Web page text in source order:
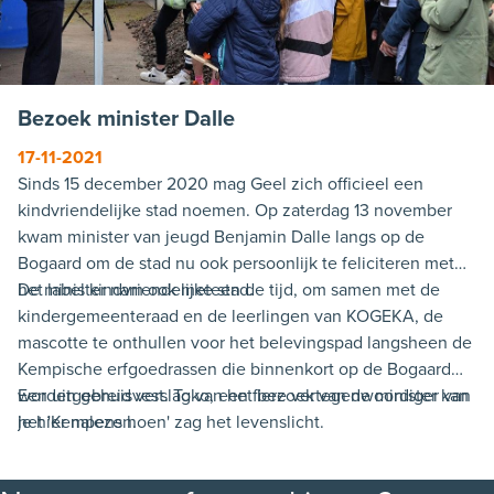
Bezoek minister Dalle
17-11-2021
Sinds 15 december 2020 mag Geel zich officieel een
kindvriendelijke stad noemen. Op zaterdag 13 november
kwam minister van jeugd Benjamin Dalle langs op de
Bogaard om de stad nu ook persoonlijk te feliciteren met
het label kindvriendelijke stad.
De minister nam ook meteen de tijd, om samen met de
kindergemeenteraad en de leerlingen van KOGEKA, de
mascotte te onthullen voor het belevingspad langsheen de
Kempische erfgoedrassen die binnenkort op de Bogaard
worden gehuisvest. Toko, een fiere vertegenwoordiger van
het 'Kempens hoen' zag het levenslicht.
Een uitgebreid verslag van het bezoek van de minister kan
je hier nalezen.